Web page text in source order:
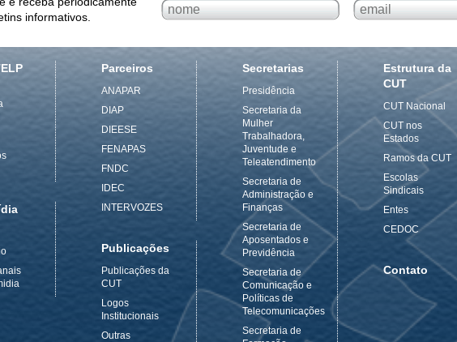
informativos.
Parceiros
ANAPAR
DIAP
DIEESE
FENAPAS
FNDC
IDEC
INTERVOZES
Secretarias
Presidência
Secretaria da
Mulher
Trabalhadora,
Juventude e
Teleatendimento
Secretaria de
Administração e
Finanças
Secretaria de
Aposentados e
Previdência
Secretaria de
Comunicação e
Políticas de
Telecomunicações
Secretaria de
Estrutura da
CUT
CUT Nacional
CUT nos
Estados
Ramos da CUT
Escolas
Sindicais
Entes
CEDOC
Publicações
Publicações da
CUT
Logos
Institucionais
Outras
Contato